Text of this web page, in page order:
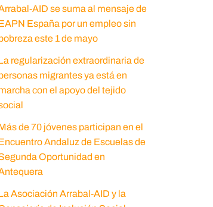
AID se suma al mensaje de
España por un empleo sin
este 1 de mayo
regularización extraordinaria de
migrantes ya está en
con el apoyo del tejido
de 70 jóvenes participan en el
Andaluz de Escuelas de
Oportunidad en
Asociación Arrabal-AID y la